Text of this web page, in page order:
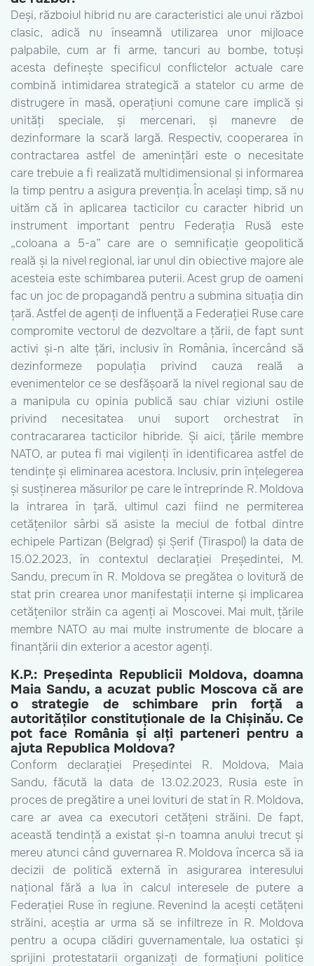
Deși, războiul hibrid nu are caracteristici ale unui război
clasic, adică nu înseamnă utilizarea unor mijloace
palpabile, cum ar fi arme, tancuri au bombe, totuși
acesta definește specificul conflictelor actuale care
combină intimidarea strategică a statelor cu arme de
distrugere în masă, operațiuni comune care implică și
unități speciale, și mercenari, și manevre de
dezinformare la scară largă. Respectiv, cooperarea în
contractarea astfel de amenințări este o necesitate
care trebuie a fi realizată multidimensional și informarea
la timp pentru a asigura prevenția. În același timp, să nu
uităm că în aplicarea tacticilor cu caracter hibrid un
instrument important pentru Federația Rusă este
„coloana a 5-a” care are o semnificație geopolitică
reală și la nivel regional, iar unul din obiective majore ale
acesteia este schimbarea puterii. Acest grup de oameni
fac un joc de propagandă pentru a submina situația din
țară. Astfel de agenți de influență a Federației Ruse care
compromite vectorul de dezvoltare a țării, de fapt sunt
activi și-n alte țări, inclusiv în România, încercând să
dezinformeze populația privind cauza reală a
evenimentelor ce se desfășoară la nivel regional sau de
a manipula cu opinia publică sau chiar viziuni ostile
privind necesitatea unui suport orchestrat în
contracararea tacticilor hibride. Și aici, țările membre
NATO, ar putea fi mai vigilenți în identificarea astfel de
tendințe și eliminarea acestora. Inclusiv, prin înțelegerea
și susținerea măsurilor pe care le întreprinde R. Moldova
la intrarea în țară, ultimul cazi fiind ne permiterea
cetățenilor sârbi să asiste la meciul de fotbal dintre
echipele Partizan (Belgrad) și Șerif (Tiraspol) la data de
15.02.2023, în contextul declarației Președintei, M.
Sandu, precum în R. Moldova se pregătea o lovitură de
stat prin crearea unor manifestații interne și implicarea
cetățenilor străin ca agenți ai Moscovei. Mai mult, țările
membre NATO au mai multe instrumente de blocare a
finanțării din exterior a acestor agenți.
K.P.: Președinta Republicii Moldova, doamna
Maia Sandu, a acuzat public Moscova că are
o strategie de schimbare prin forță a
autorităților constituționale de la Chișinău. Ce
pot face România și alți parteneri pentru a
ajuta Republica Moldova?
Conform declarației Președintei R. Moldova, Maia
Sandu, făcută la data de 13.02.2023, Rusia este în
proces de pregătire a unei lovituri de stat în R. Moldova,
care ar avea ca executori cetățeni străini. De fapt,
această tendință a existat și-n toamna anului trecut și
mereu atunci când guvernarea R. Moldova încerca să ia
decizii de politică externă în asigurarea interesului
național fără a lua în calcul interesele de putere a
Federației Ruse în regiune. Revenind la acești cetățeni
străini, aceștia ar urma să se infiltreze în R. Moldova
pentru a ocupa clădiri guvernamentale, lua ostatici și
sprijini protestatarii organizați de formațiuni politice